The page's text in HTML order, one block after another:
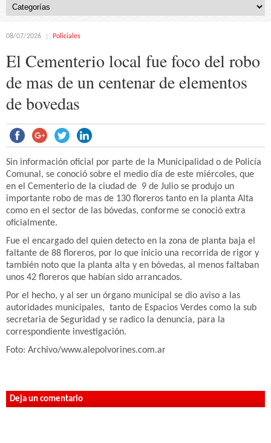
08/07/2026 Policiales
El Cementerio local fue foco del robo
de mas de un centenar de elementos
de bovedas
Sin información oficial por parte de la Municipalidad o de Policía
Comunal, se conoció sobre el medio día de este miércoles, que
en el Cementerio de la ciudad de 9 de Julio se produjo un
importante robo de mas de 130 floreros tanto en la planta Alta
como en el sector de las bóvedas, conforme se conoció extra
oficialmente.
Fue el encargado del quien detecto en la zona de planta baja el
faltante de 88 floreros, por lo que inicio una recorrida de rigor y
también noto que la planta alta y en bóvedas, al menos faltaban
unos 42 floreros que habían sido arrancados.
Por el hecho, y al ser un órgano municipal se dio aviso a las
autoridades municipales, tanto de Espacios Verdes como la sub
secretaria de Seguridad y se radico la denuncia, para la
correspondiente investigación.
Foto: Archivo/www.alepolvorines.com.ar
Deja un comentario